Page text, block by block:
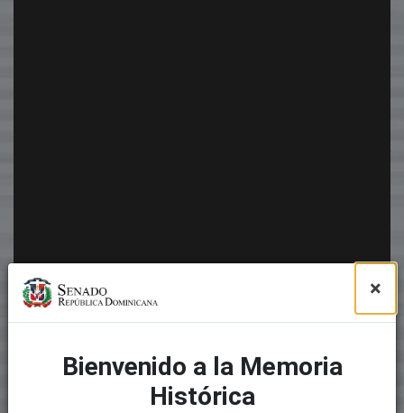
×
Bienvenido a la Memoria
Histórica